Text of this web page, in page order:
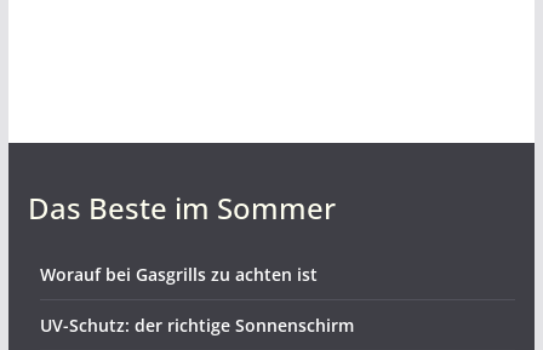
Das Beste im Sommer
Worauf bei Gasgrills zu achten ist
UV-Schutz: der richtige Sonnenschirm